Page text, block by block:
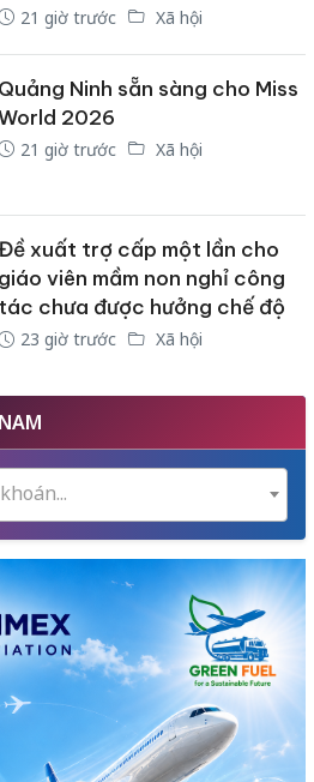
21 giờ trước Xã hội
Quảng Ninh sẵn sàng cho Miss
2026
21 giờ trước Xã hội
xuất trợ cấp một lần cho
giáo viên mầm non nghỉ công
tác chưa được hưởng chế độ
23 giờ trước Xã hội